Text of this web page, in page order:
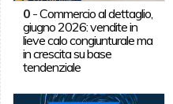
0-Commercio al dettaglio,
giugno 2026: vendite in
lieve calo congiunturale ma
in crescita su base
tendenziale